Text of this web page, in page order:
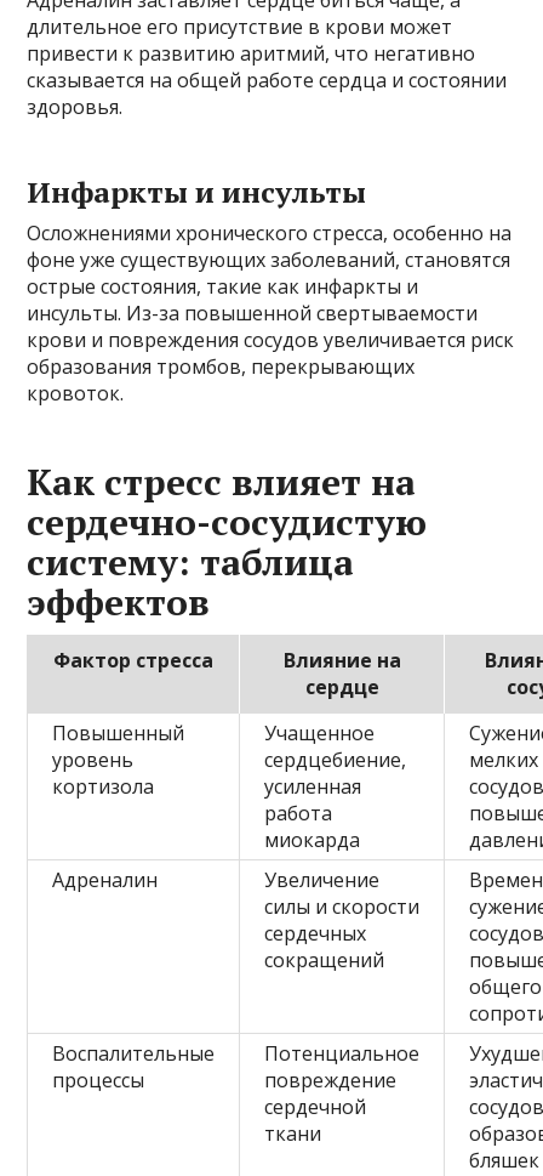
длительное его присутствие в крови может
привести к развитию аритмий, что негативно
сказывается на общей работе сердца и состоянии
здоровья.
Инфаркты и инсульты
Осложнениями хронического стресса, особенно на
фоне уже существующих заболеваний, становятся
острые состояния, такие как инфаркты и
инсульты. Из-за повышенной свертываемости
крови и повреждения сосудов увеличивается риск
образования тромбов, перекрывающих
кровоток.
Как стресс влияет на
сердечно-сосудистую
систему: таблица
эффектов
Фактор стресса
Влияние на
сердце
Повышенный
уровень
кортизола
Учащенное
сердцебиение,
усиленная
работа
миокарда
мелких
Адреналин
Увеличение
силы и скорости
сердечных
сокращений
общего
Воспалительные
процессы
Потенциальное
повреждение
сердечной
ткани
бляшек